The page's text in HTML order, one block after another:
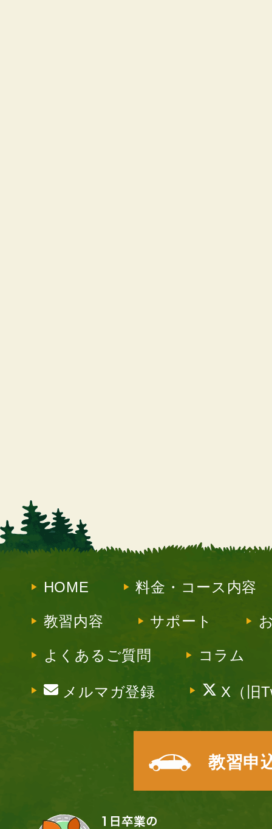
HOME 料金・コース内容
教習内容 サポート
よくあるご質問 コラム
メルマガ登録 X（旧
教習申